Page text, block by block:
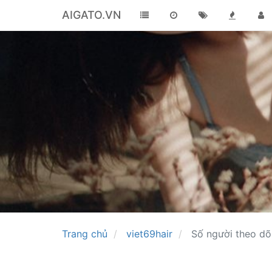
AIGATO.VN
Trang chủ viet69hair Số người theo